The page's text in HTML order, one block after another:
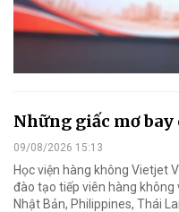
Những giấc mơ
09/08/2026 15:13
Học viện hàng không Vietjet
đào tạo tiếp viên hàng không
Nhật Bản, Philippines, Thái